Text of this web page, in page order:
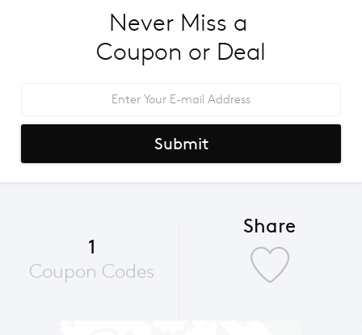
Never Miss a
Coupon or Deal
Submit
1
Coupon Codes
Share